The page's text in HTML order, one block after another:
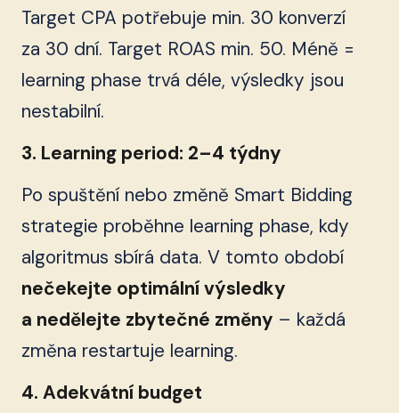
Target CPA potřebuje min. 30 konverzí
za 30 dní. Target ROAS min. 50. Méně =
learning phase trvá déle, výsledky jsou
nestabilní.
3. Learning period: 2–4 týdny
Po spuštění nebo změně Smart Bidding
strategie proběhne learning phase, kdy
algoritmus sbírá data. V tomto období
nečekejte optimální výsledky
a nedělejte zbytečné změny – každá
změna restartuje learning.
4. Adekvátní budget